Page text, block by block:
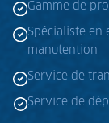
Gamme de
Spécialiste en
manutention
Service de
Service de